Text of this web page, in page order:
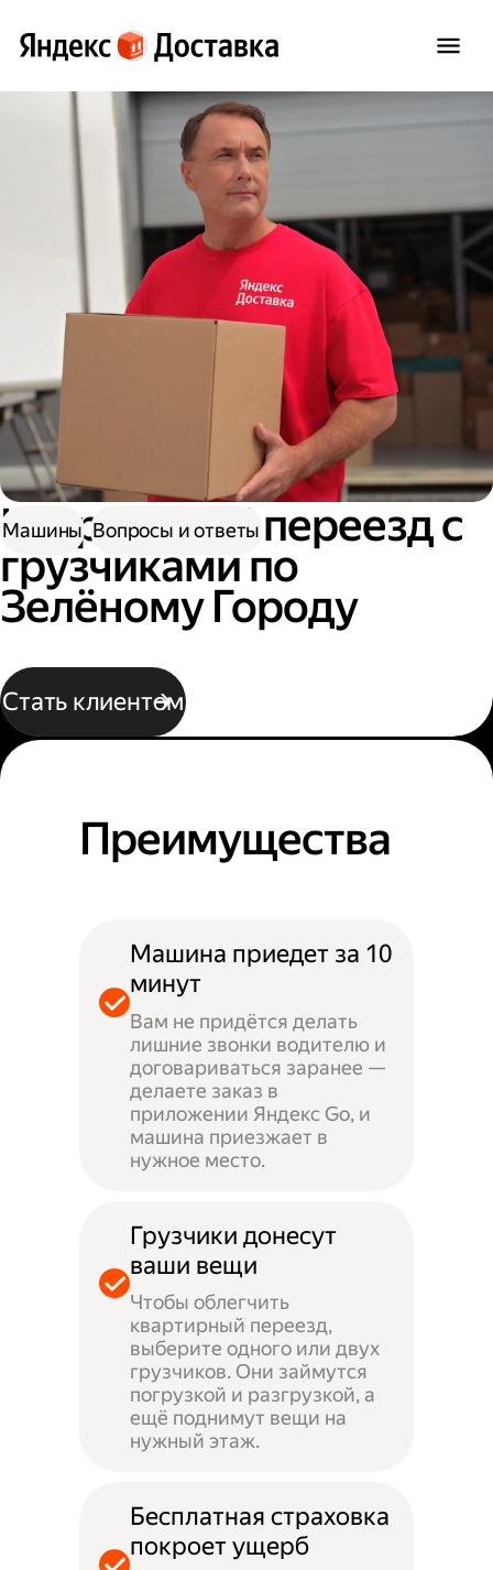
Квартирный переезд с
грузчиками по
Зелёному Городу
Стать клиентом
Машины Вопросы и ответы
Преимущества
Машина приедет за 10
минут
Вам не придётся делать
лишние звонки водителю и
договариваться заранее —
делаете заказ в
приложении Яндекс Go, и
машина приезжает в
нужное место.
Грузчики донесут
ваши вещи
Чтобы облегчить
квартирный переезд,
выберите одного или двух
грузчиков. Они займутся
погрузкой и разгрузкой, а
ещё поднимут вещи на
нужный этаж.
Бесплатная страховка
покроет ущерб